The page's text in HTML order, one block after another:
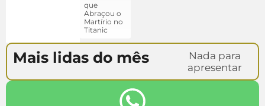
que
Abraçou o
Martírio no
Titanic
Mais lidas do mês
Nada para
apresentar